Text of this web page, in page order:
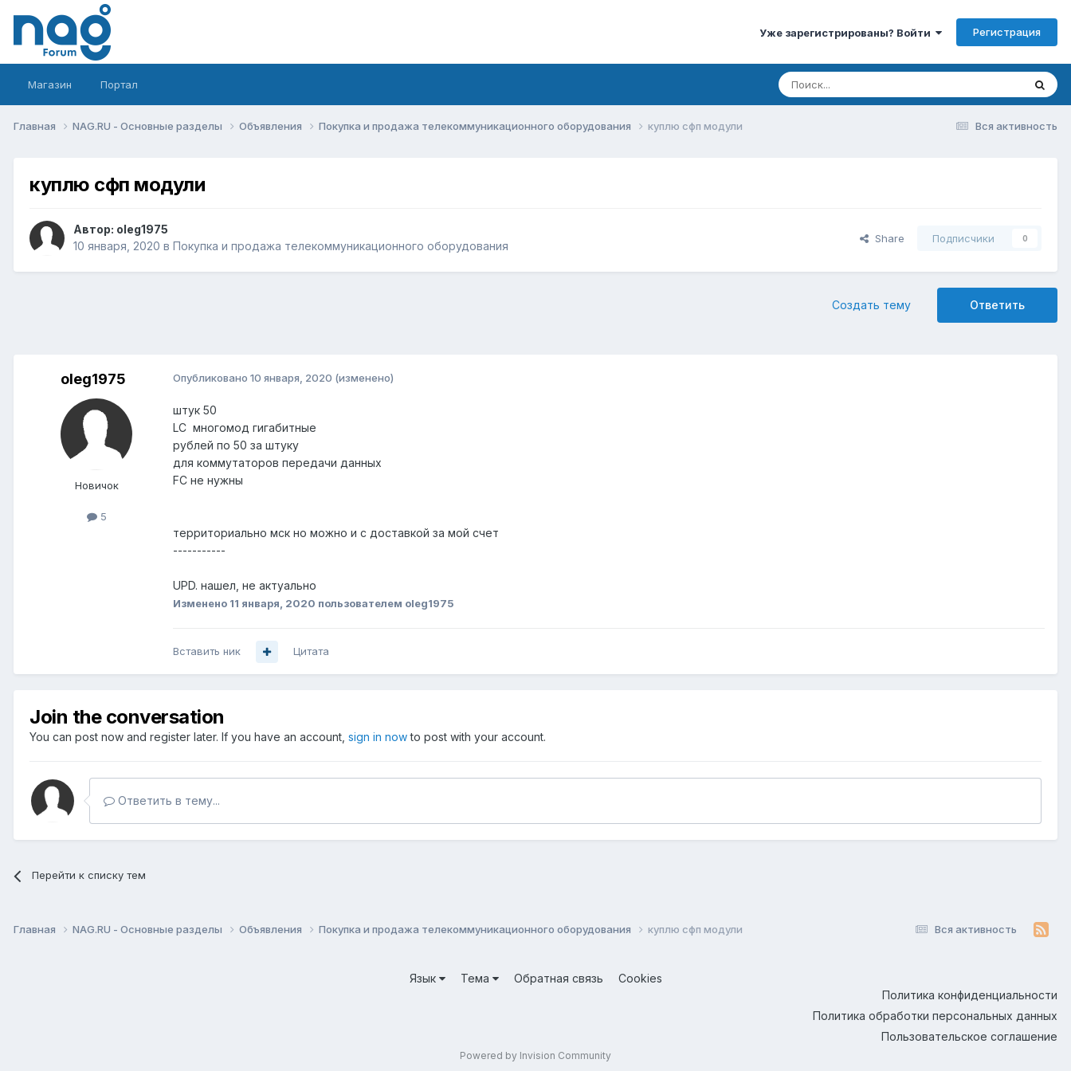
Уже зарегистрированы? Войти Регистрация
Магазин Портал
Вся активность
Главная NAG.RU - Основные разделы Объявления Покупка и продажа телекоммуникационного оборудования куплю сфп модули
куплю сфп модули
Автор: oleg1975
10 января, 2020 в Покупка и продажа телекоммуникационного оборудования
Share Подписчики 0
Ответить
Создать тему
oleg1975
Новичок
5
Опубликовано 10 января, 2020 (изменено)
штук 50
LC многомод гигабитные
рублей по 50 за штуку
для коммутаторов передачи данных
FC не нужны
территориально мск но можно и с доставкой за мой счет
-----------
UPD. нашел, не актуально
Изменено 11 января, 2020 пользователем oleg1975
Вставить ник Цитата
Join the conversation
You can post now and register later. If you have an account, sign in nowto post with your account.
Ответить в тему...
Перейти к списку тем
Вся активность
Главная NAG.RU - Основные разделы Объявления Покупка и продажа телекоммуникационного оборудования куплю сфп модули
Язык Тема Обратная связь
Cookies
Политика конфиденциальности
Политика обработки персональных данных
Пользовательское соглашение
Powered by Invision Community